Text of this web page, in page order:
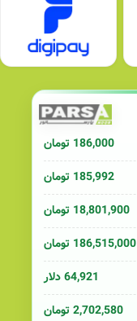
186,000 تومان
185,992 تومان
18,801,900 تومان
186,515,000 تومان
64,921 دلار
2,702,580 تومان